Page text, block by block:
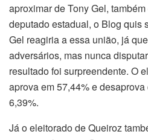
aproximar de Tony Gel,
deputado estadual, o Blog quis
Gel reagiria a essa união, já
adversários, mas nunca
resultado foi surpreendente. O
aprova em 57,44% e
6,39%.
Já o eleitorado de Queiroz